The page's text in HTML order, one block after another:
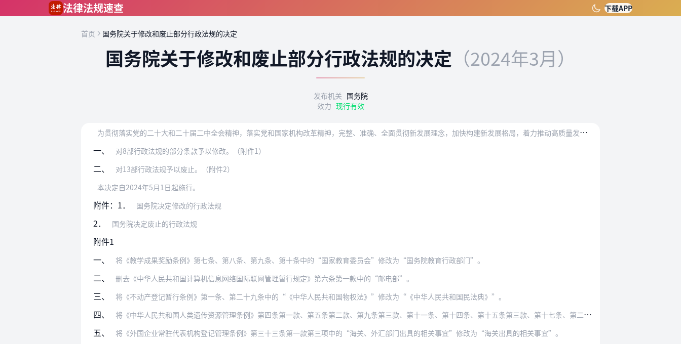
法律法规速查 下载APP
首页 国务院关于修改和废止部分行政法规的决定
国务院关于修改和废止部分行政法规的决定 （2024年3月）
发布机关 国务院
效力 现行有效
为
贯彻落实党的二十大和二十届二中全会精神，落实党和国家机构改革精神，完整、准确、全面贯彻新发展理念，加快构建新发展格局，着力推动高质量发展，国务院对涉及的行政法…
一、
对8部行政法规的部分条款予以修改。（附件1）
二、
对13部行政法规予以废止。（附件2）
本决定自2024年5月1日起施行。
附件：1． 国务院决定修改的行政法规
2． 国务院决定废止的行政法规
附件1
一、
将《教学成果奖励条例》第七条、第八条、第九条、第十条中的“国家教育委员会”修改为“国务院教育行政部门”。
二、 删去《中华人民共和国计算机信息网络国际联网管理暂行规定》第六条第一款中的“邮电部”。
三、 将《不动产登记暂行条例》第一条、第二十九条中的“《中华人民共和国物权法》”修改为“《中华人民共和国民法典》”。
四、 将《中华人民共和国人类遗传资源管理条例》第四条第一款、第五条第二款、第九条第三款、第十一条、第十四条、第十五条第三款、第十七条、第二十二条、第二十六条至第三十七…
五、 将《外国企业常驻代表机构登记管理条例》第三十三条第一款第三项中的“海关、外汇部门出具的相关事宜”修改为“海关出具的相关事宜”。